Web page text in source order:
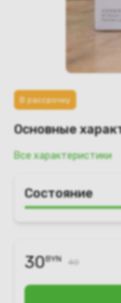
В рассрочку
Основные
Все характеристики
Состояние
30BYN 40